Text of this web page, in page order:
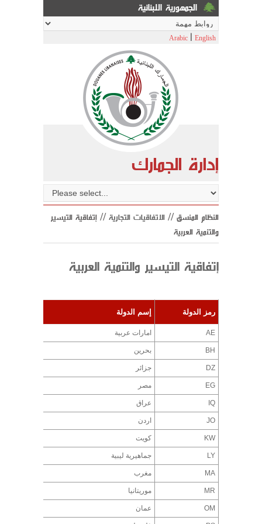
الجمهورية اللبنانية
Arabic English
إدارة الجمارك
النظام المنسق // الاتفاقيات التجارية// إتفاقية التيسير
والتنمية العربية
إتفاقية التيسير والتنمية العربية
رمز الدولة إسم الدولة
AE امارات عربية
BH بحرين
DZ جزائر
EG مصر
IQ عراق
JO اردن
KW كويت
LY جماهيرية ليبية
MA مغرب
MR موريتانيا
OM عمان